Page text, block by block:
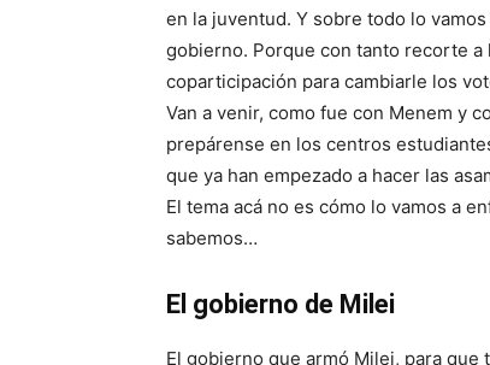
en la juventud. Y sobre todo lo
gobierno. Porque con tanto recorte
coparticipación para cambiarle los
Van a venir, como fue con Menem y
prepárense en los centros
que ya han empezado a hacer las
El tema acá no es cómo lo vamos a
sabemos…
El gobierno de Milei
El gobierno que armó Milei, para